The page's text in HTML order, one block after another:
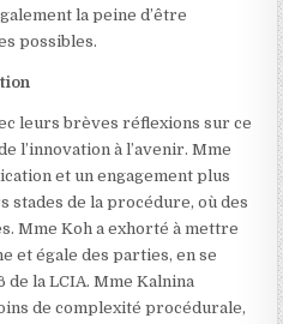
la peine d’être
possibles.
leurs brèves réflexions sur ce
l’innovation à l’avenir. Mme
et un engagement plus
stades de la procédure, où des
Mme Koh a exhorté à mettre
et égale des parties, en se
de la LCIA. Mme Kalnina
de complexité procédurale,